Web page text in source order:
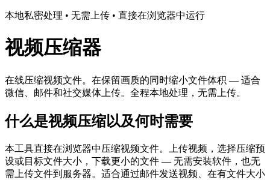
本地私密处理 • 无需上传 • 直接在浏览器中运行
视频压缩器
在线压缩视频文件。在保留画质的同时缩小文件体积 — 适合
微信、邮件和社交媒体上传。全程本地处理，无需上传。
什么是视频压缩以及何时需要
本工具直接在浏览器中压缩视频文件。上传视频，选择压缩预
设或目标文件大小，下载更小的文件 — 无需安装软件，也无
需上传文件到服务器。适合通过邮件发送视频、在有文件大小